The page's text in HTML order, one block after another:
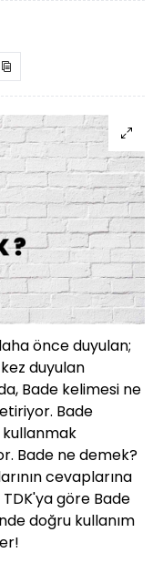
önce duyulan;
duyulan
Bade kelimesi ne
Bade
kullanmak
Bade ne demek?
cevaplarına
göre Bade
doğru kullanım